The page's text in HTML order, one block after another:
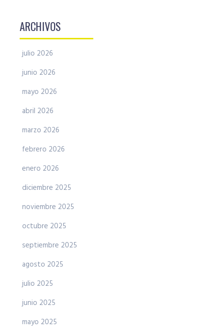
ARCHIVOS
julio 2026
junio 2026
mayo 2026
abril 2026
marzo 2026
febrero 2026
enero 2026
diciembre 2025
noviembre 2025
octubre 2025
septiembre 2025
agosto 2025
julio 2025
junio 2025
mayo 2025